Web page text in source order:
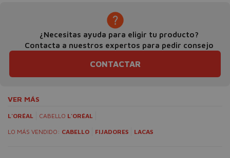
¿Necesitas ayuda para eligir tu producto?
Contacta a nuestros expertos para pedir consejo
CONTACTAR
VER MÁS
L'ORÉAL CABELLO L'ORÉAL
LO MÁS VENDIDO: CABELLO FIJADORES LACAS